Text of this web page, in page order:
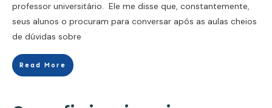
professor universitário. Ele me disse que, constantemente,
seus alunos o procuram para conversar após as aulas cheios
de dúvidas sobre
Read More